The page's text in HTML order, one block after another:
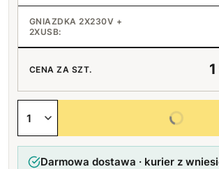
Nie
Prostokątny
GNIAZDKA 2X230V +
2XUSB:
Brak
1
CENA ZA SZT.
Wybierz wszystkie
Darmowa dostawa · kurier z